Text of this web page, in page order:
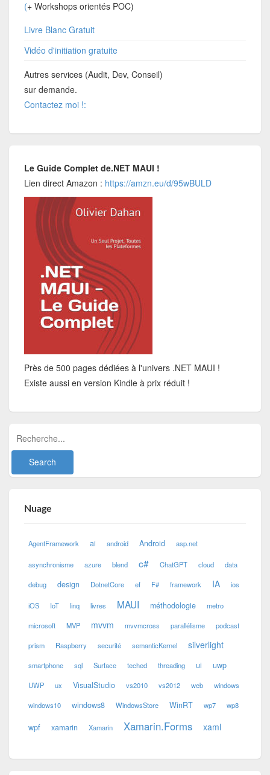
(+ Workshops orientés POC)
Livre Blanc Gratuit
Vidéo d'initiation gratuite
Autres services (Audit, Dev, Conseil)
sur demande.
Contactez moi !:
Le Guide Complet de.NET MAUI !
Lien direct Amazon : https://amzn.eu/d/95wBULD
Près de 500 pages dédiées à l'univers .NET MAUI !
Existe aussi en version Kindle à prix réduit !
Nuage
AgentFramework ai android Android asp.net
asynchronisme azure blend c# ChatGPT cloud data
debug design DotnetCore ef F# framework IA ios
iOS IoT linq livres MAUI méthodologie metro
microsoft MVP mvvm mvvmcross parallélisme podcast
prism Raspberry securité semanticKernel silverlight
smartphone sql Surface teched threading ui uwp
UWP ux VisualStudio vs2010 vs2012 web windows
windows10 windows8 WindowsStore WinRT wp7 wp8
wpf xamarin Xamarin Xamarin.Forms xaml